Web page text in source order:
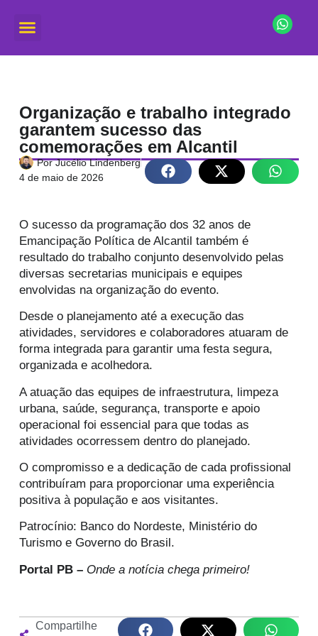
Organização e trabalho integrado
garantem sucesso das
comemorações em Alcantil
PorJucélio Lindenberg
4 de maio de 2026
O sucesso da programação dos 32 anos de
Emancipação Política de Alcantil também é
resultado do trabalho conjunto desenvolvido pelas
diversas secretarias municipais e equipes
envolvidas na organização do evento.
Desde o planejamento até a execução das
atividades, servidores e colaboradores atuaram de
forma integrada para garantir uma festa segura,
organizada e acolhedora.
A atuação das equipes de infraestrutura, limpeza
urbana, saúde, segurança, transporte e apoio
operacional foi essencial para que todas as
atividades ocorressem dentro do planejado.
O compromisso e a dedicação de cada profissional
contribuíram para proporcionar uma experiência
positiva à população e aos visitantes.
Patrocínio: Banco do Nordeste, Ministério do
Turismo e Governo do Brasil.
Portal PB – Onde a notícia chega primeiro!
Compartilhe